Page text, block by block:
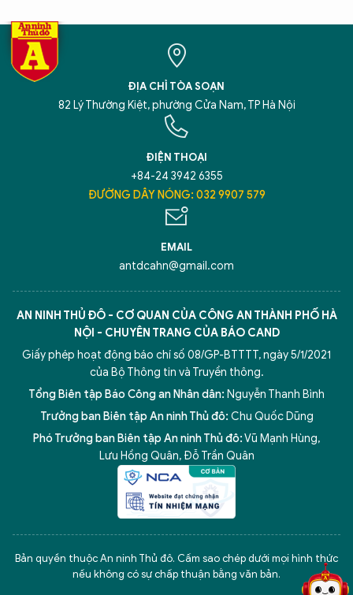
ĐỊA CHỈ TÒA SOẠN
82 Lý Thường Kiệt, phường Cửa Nam, TP Hà Nội
ĐIỆN THOẠI
+84-24 3942 6355
ĐƯỜNG DÂY NÓNG: 032 9907 579
EMAIL
antdcahn@gmail.com
AN NINH THỦ ĐÔ - CƠ QUAN CỦA CÔNG AN THÀNH PHỐ HÀ
NỘI - CHUYÊN TRANG CỦA BÁO CAND
Giấy phép hoạt động báo chí số 08/GP-BTTTT, ngày 5/1/2021
của Bộ Thông tin và Truyền thông.
Tổng Biên tập Báo Công an Nhân dân: Nguyễn Thanh Bình
Trưởng ban Biên tập An ninh Thủ đô: Chu Quốc Dũng
Phó Trưởng ban Biên tập An ninh Thủ đô:Vũ Mạnh Hùng,
Lưu Hồng Quân, Đỗ Trần Quân
Bản quyền thuộc An ninh Thủ đô. Cấm sao chép dưới mọi hình thức
nếu không có sự chấp thuận bằng văn bản.
5 điểm nghẽn của Hà Nội giải pháp xử lý điểm nghẽn của